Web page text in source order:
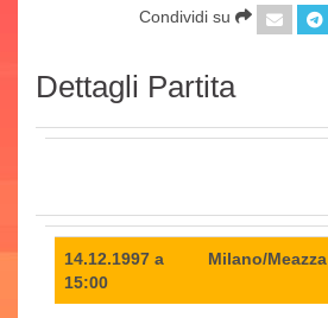
Condividi su
Dettagli Partita
14.12.1997 a
15:00
Milano/Meazza